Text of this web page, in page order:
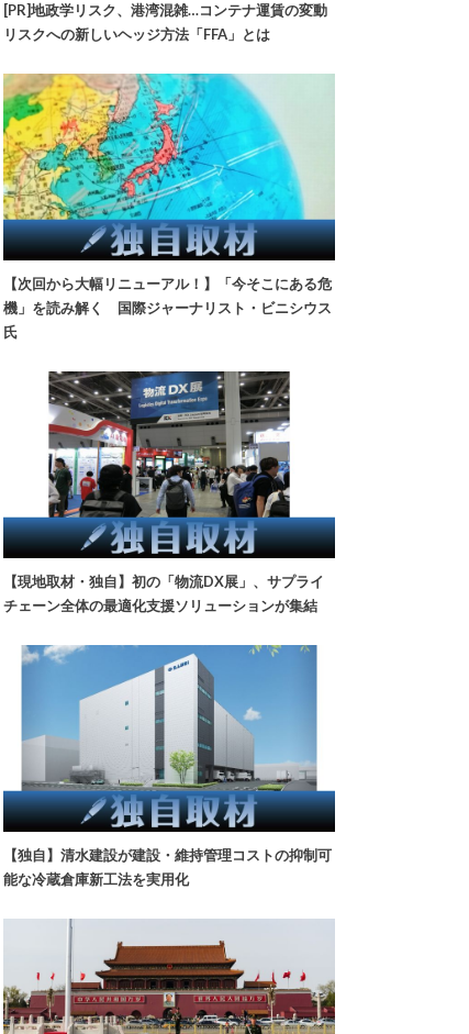
[PR]地政学リスク、港湾混雑…コンテナ運賃の変動
リスクへの新しいヘッジ方法「FFA」とは
【次回から大幅リニューアル！】「今そこにある危
機」を読み解く 国際ジャーナリスト・ビニシウス
氏
【現地取材・独自】初の「物流DX展」、サプライ
チェーン全体の最適化支援ソリューションが集結
【独自】清水建設が建設・維持管理コストの抑制可
能な冷蔵倉庫新工法を実用化